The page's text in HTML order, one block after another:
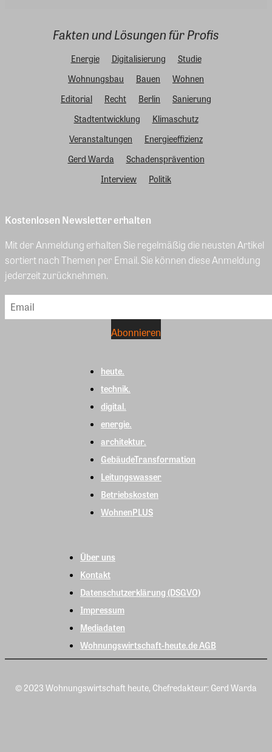
Fakten und Lösungen für Profis
Energie Digitalisierung
Studie
Wohnungsbau
Bauen
Wohnen
Editorial
Recht Berlin
Sanierung
Stadtentwicklung
Klimaschutz
Veranstaltungen
Energieeffizienz
Gerd Warda
Schadensprävention
Interview
Politik
Kostenlosen Newsletter erhalten
Mit der Anmeldung erhalten Sie regelmäßig die neusten Artikel
sortiert nach Themen per Email. Sie können diese Anmeldung
jederzeit zurücknehmen.
heute.
technik.
digital.
energie.
architektur.
GebäudeTransformation
Leitungswasser
Betriebskosten
WohnenPLUS
Über uns
Kontakt
Datenschutzerklärung (DSGVO)
Impressum
Mediadaten
Wohnungswirtschaft-heute.de AGB
© 2023 Wohnungswirtschaft heute, Chefredakteur: Gerd Warda